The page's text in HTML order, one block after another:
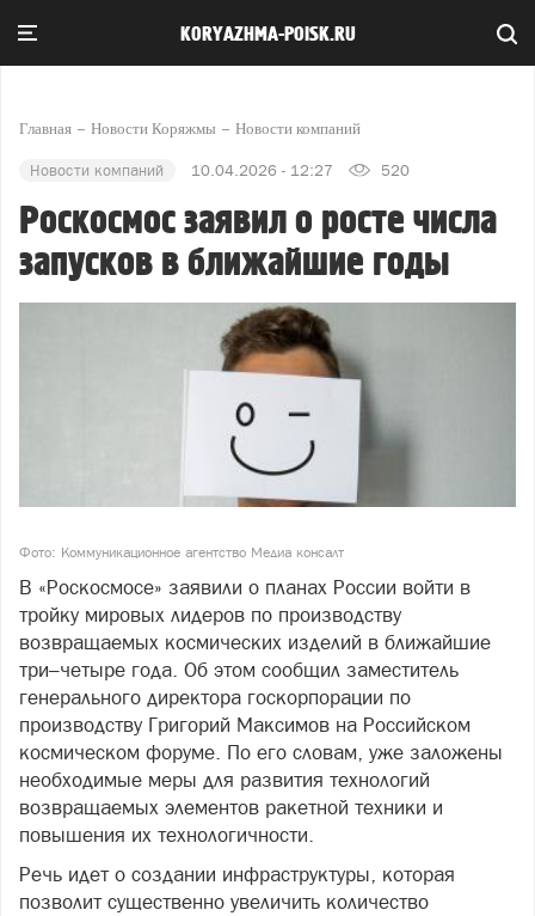
KORYAZHMA-POISK.RU
Главная Новости Коряжмы Новости компаний
Новости компаний 10.04.2026 - 12:27 520
Роскосмос заявил о росте числа
запусков в ближайшие годы
Фото: Коммуникационное агентство Медиа консалт
В «Роскосмосе» заявили о планах России войти в
тройку мировых лидеров по производству
возвращаемых космических изделий в ближайшие
три–четыре года. Об этом сообщил заместитель
генерального директора госкорпорации по
производству Григорий Максимов на Российском
космическом форуме. По его словам, уже заложены
необходимые меры для развития технологий
возвращаемых элементов ракетной техники и
повышения их технологичности.
Речь идет о создании инфраструктуры, которая
позволит существенно увеличить количество